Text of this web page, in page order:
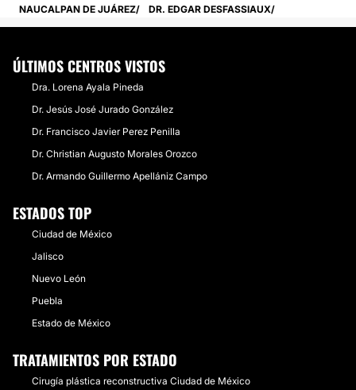
NAUCALPAN DE JUÁREZ
DR. EDGAR DESFASSIAUX
ÚLTIMOS CENTROS VISTOS
Dra. Lorena Ayala Pineda
Dr. Jesús José Jurado González
Dr. Francisco Javier Perez Penilla
Dr. Christian Augusto Morales Orozco
Dr. Armando Guillermo Apellániz Campo
ESTADOS TOP
Ciudad de México
Jalisco
Nuevo León
Puebla
Estado de México
TRATAMIENTOS POR ESTADO
Cirugía plástica reconstructiva Ciudad de México